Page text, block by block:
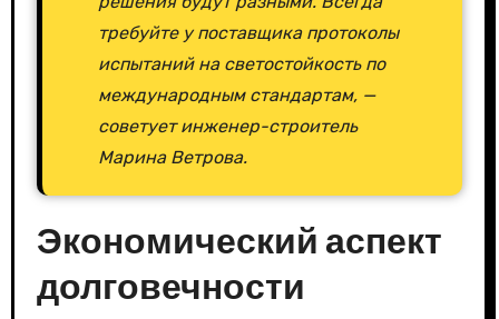
требуйте у поставщика протоколы
испытаний на светостойкость по
международным стандартам, —
советует инженер-строитель
Марина Ветрова.
Экономический аспект
долговечности